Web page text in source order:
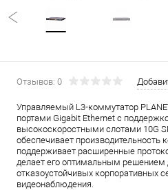
Отзывов: 0
Управляемый L3-коммутатор
портами Gigabit Ethernet с
высокоскоростными слотами 10G
обеспечивает производительность
поддерживает расширенные
делает его оптимальным решением
отказоустойчивых корпоративных
видеонаблюдения.